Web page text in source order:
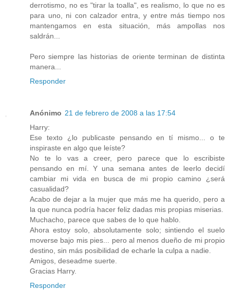
derrotismo, no es "tirar la toalla", es realismo, lo que no es
para uno, ni con calzador entra, y entre más tiempo nos
mantengamos en esta situación, más ampollas nos
saldrán...
Pero siempre las historias de oriente terminan de distinta
manera...
Responder
Anónimo 21 de febrero de 2008 a las 17:54
Harry:
Ese texto ¿lo publicaste pensando en tí mismo... o te
inspiraste en algo que leíste?
No te lo vas a creer, pero parece que lo escribiste
pensando en mí. Y una semana antes de leerlo decidí
cambiar mi vida en busca de mi propio camino ¿será
casualidad?
Acabo de dejar a la mujer que más me ha querido, pero a
la que nunca podría hacer feliz dadas mis propias miserias.
Muchacho, parece que sabes de lo que hablo.
Ahora estoy solo, absolutamente solo; sintiendo el suelo
moverse bajo mis pies... pero al menos dueño de mi propio
destino, sin más posibilidad de echarle la culpa a nadie.
Amigos, deseadme suerte.
Gracias Harry.
Responder